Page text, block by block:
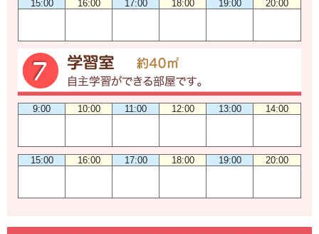
15:00 16:00 17:00 18:00 19:00 20:00
9:00 10:00 11:00 12:00 13:00 14:00
15:00 16:00 17:00 18:00 19:00 20:00